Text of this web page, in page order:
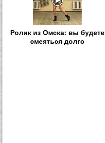
Ролик из Омска: вы будете
смеяться долго